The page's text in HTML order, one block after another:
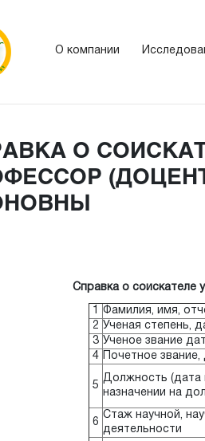
О компании
О
Справка о соискателе
1 Фамилия, имя,
2 Ученая степень,
3 Ученое звание
4
Почетное
5
Должность (дата
назначении на
6
Стаж научной,
деятельности